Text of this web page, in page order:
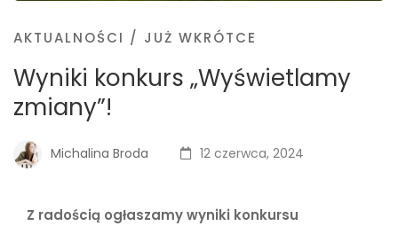
AKTUALNOŚCI / JUŻ WKRÓTCE
Wyniki konkurs „Wyświetlamy
zmiany”!
Michalina Broda 12 czerwca, 2024
Z radością ogłaszamy wyniki konkursu